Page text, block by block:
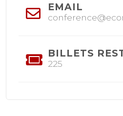
EMAIL
BILLETS
225